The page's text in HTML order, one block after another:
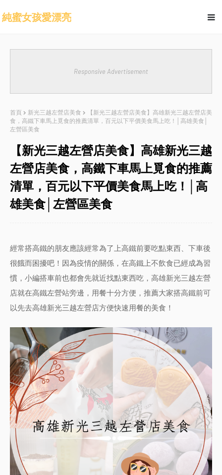
純蜜女孩愛漂亮
Responsive Advertisement
首頁 新光三越左營店美食
【新光三越左營店美食】高雄新光三越左營店美
食，高鐵下車馬上覓食的推薦清單，百元以下平價美食馬上吃！│高雄美食│
左營區美食
【新光三越左營店美食】高雄新光三越
左營店美食，高鐵下車馬上覓食的推薦
清單，百元以下平價美食馬上吃！│高
雄美食│左營區美食
經常搭高鐵的朋友應該經常為了上高鐵前要吃點東西、下車後
很餓而困擾吧！因為疫情的關係，在高鐵上不飲食已經成為習
慣，小編搭車前也都會先就近找點東西吃，高雄新光三越左營
店就在高鐵左營站旁邊，用餐十分方便，推薦大家搭高鐵前可
以先去高雄新光三越左營店方便快速用餐的美食！